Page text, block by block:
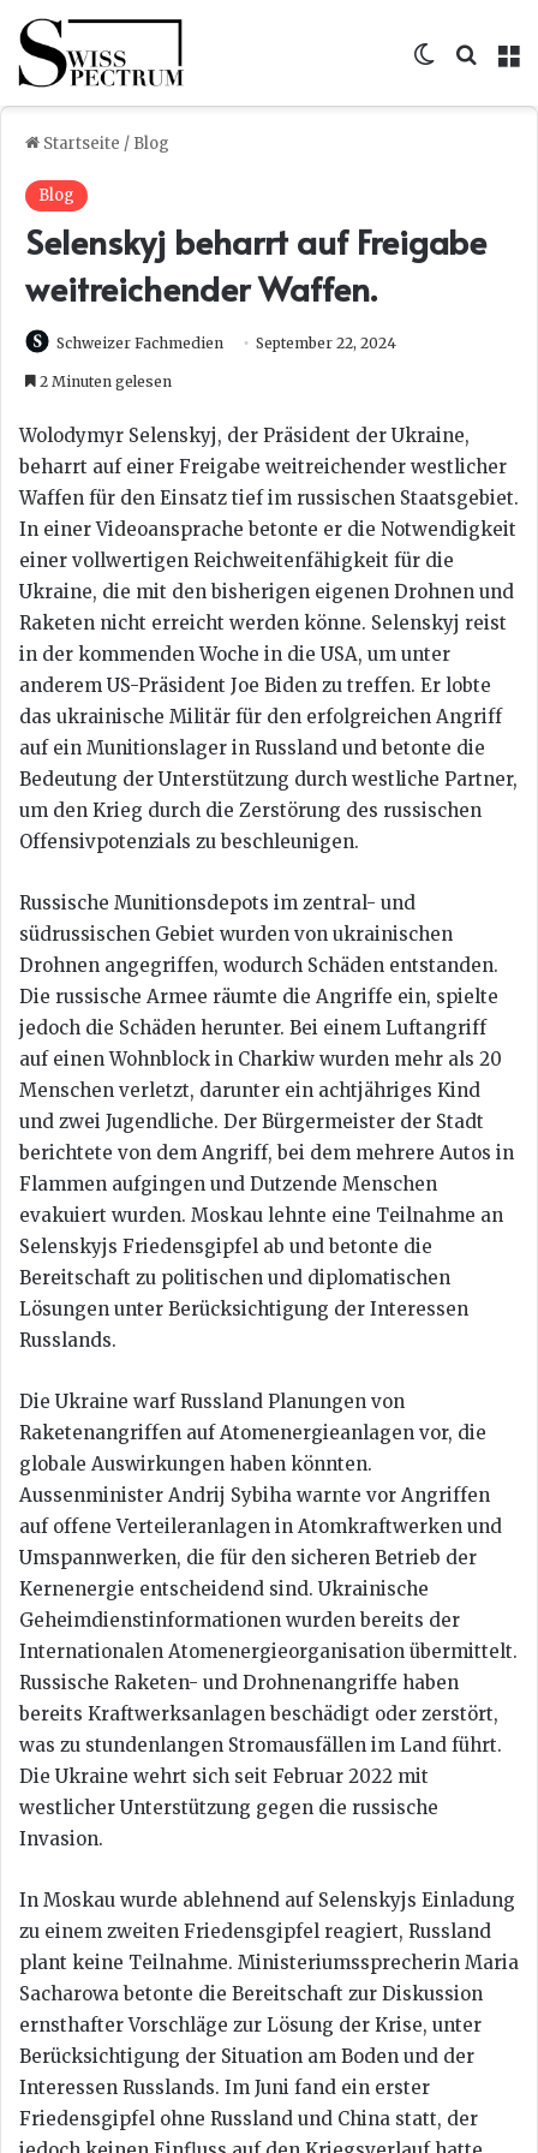
Skin
Startseite / Blog
Blog
Selenskyj beharrt auf Freigabe
weitreichender Waffen.
Schweizer Fachmedien September 22, 2024
2 Minuten gelesen
Wolodymyr Selenskyj, der Präsident der Ukraine,
beharrt auf einer Freigabe weitreichender westlicher
Waffen für den Einsatz tief im russischen Staatsgebiet.
In einer Videoansprache betonte er die Notwendigkeit
einer vollwertigen Reichweitenfähigkeit für die
Ukraine, die mit den bisherigen eigenen Drohnen und
Raketen nicht erreicht werden könne. Selenskyj reist
in der kommenden Woche in die USA, um unter
anderem US-Präsident Joe Biden zu treffen. Er lobte
das ukrainische Militär für den erfolgreichen Angriff
auf ein Munitionslager in Russland und betonte die
Bedeutung der Unterstützung durch westliche Partner,
um den Krieg durch die Zerstörung des russischen
Offensivpotenzials zu beschleunigen.
Russische Munitionsdepots im zentral- und
südrussischen Gebiet wurden von ukrainischen
Drohnen angegriffen, wodurch Schäden entstanden.
Die russische Armee räumte die Angriffe ein, spielte
jedoch die Schäden herunter. Bei einem Luftangriff
auf einen Wohnblock in Charkiw wurden mehr als 20
Menschen verletzt, darunter ein achtjähriges Kind
und zwei Jugendliche. Der Bürgermeister der Stadt
berichtete von dem Angriff, bei dem mehrere Autos in
Flammen aufgingen und Dutzende Menschen
evakuiert wurden. Moskau lehnte eine Teilnahme an
Selenskyjs Friedensgipfel ab und betonte die
Bereitschaft zu politischen und diplomatischen
Lösungen unter Berücksichtigung der Interessen
Russlands.
Die Ukraine warf Russland Planungen von
Raketenangriffen auf Atomenergieanlagen vor, die
globale Auswirkungen haben könnten.
Aussenminister Andrij Sybiha warnte vor Angriffen
auf offene Verteileranlagen in Atomkraftwerken und
Umspannwerken, die für den sicheren Betrieb der
Kernenergie entscheidend sind. Ukrainische
Geheimdienstinformationen wurden bereits der
Internationalen Atomenergieorganisation übermittelt.
Russische Raketen- und Drohnenangriffe haben
bereits Kraftwerksanlagen beschädigt oder zerstört,
was zu stundenlangen Stromausfällen im Land führt.
Die Ukraine wehrt sich seit Februar 2022 mit
westlicher Unterstützung gegen die russische
Invasion.
In Moskau wurde ablehnend auf Selenskyjs Einladung
zu einem zweiten Friedensgipfel reagiert, Russland
plant keine Teilnahme. Ministeriumssprecherin Maria
Sacharowa betonte die Bereitschaft zur Diskussion
ernsthafter Vorschläge zur Lösung der Krise, unter
Berücksichtigung der Situation am Boden und der
Interessen Russlands. Im Juni fand ein erster
Friedensgipfel ohne Russland und China statt, der